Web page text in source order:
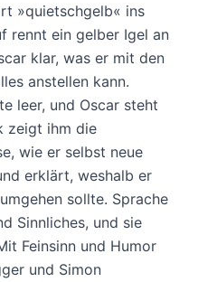
»quietschgelb« ins
rennt ein gelber Igel an
klar, was er mit den
anstellen kann.
leer, und Oscar steht
zeigt ihm die
wie er selbst neue
erklärt, weshalb er
sollte. Sprache
Sinnliches, und sie
Feinsinn und Humor
und Simon